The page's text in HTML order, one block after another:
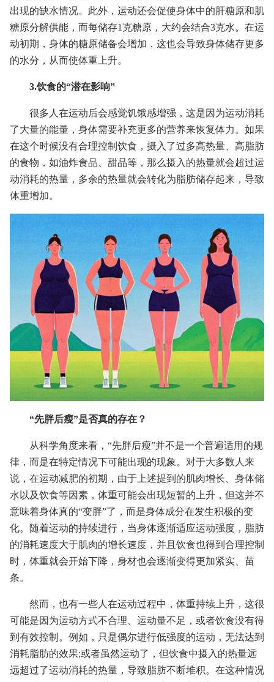
出现的缺水情况。此外，运动还会促使身体中的肝糖原和肌
糖原分解供能，而每储存1克糖原，大约会结合3克水。在运
动初期，身体的糖原储备会增加，这也会导致身体储存更多
的水分，从而使体重上升。
3.饮食的“潜在影响”
很多人在运动后会感觉饥饿感增强，这是因为运动消耗
了大量的能量，身体需要补充更多的营养来恢复体力。如果
在这个时候没有合理控制饮食，摄入了过多高热量、高脂肪
的食物，如油炸食品、甜品等，那么摄入的热量就会超过运
动消耗的热量，多余的热量就会转化为脂肪储存起来，导致
体重增加。
“先胖后瘦”是否真的存在？
从科学角度来看，“先胖后瘦”并不是一个普遍适用的规
律，而是在特定情况下可能出现的现象。对于大多数人来
说，在运动减肥的初期，由于上述提到的肌肉增长、身体储
水以及饮食等因素，体重可能会出现短暂的上升，但这并不
意味着身体真的“变胖”了，而是身体成分在发生积极的变
化。随着运动的持续进行，当身体逐渐适应运动强度，脂肪
的消耗速度大于肌肉的增长速度，并且饮食也得到合理控制
时，体重就会开始下降，身材也会逐渐变得更加紧实、苗
条。
然而，也有一些人在运动过程中，体重持续上升，这很
可能是因为运动方式不合理、运动量不足，或者饮食没有得
到有效控制。例如，只是偶尔进行低强度的运动，无法达到
消耗脂肪的效果;或者虽然运动了，但饮食中摄入的热量远
远超过了运动消耗的热量，导致脂肪不断堆积。在这种情况